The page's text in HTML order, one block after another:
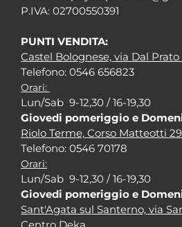
P.IVA: 02700550391
PUNTI VENDITA:
Castel Bolognese, via Dal Prato
Telefono: 0546 656823
Orari:
Lun/Sab 9-12,30 / 16-19,30
Giovedi pomeriggio e
Riolo Terme, Corso Matteotti 29
Telefono: 0546 70178
Orari:
Lun/Sab 9-12,30 / 16-19,30
Giovedi pomeriggio e
Sant'Agata sul Santerno, via